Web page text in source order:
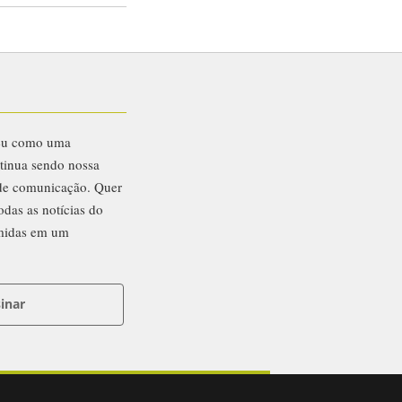
como uma
sendo nossa
comunicação. Quer
as notícias do
em um